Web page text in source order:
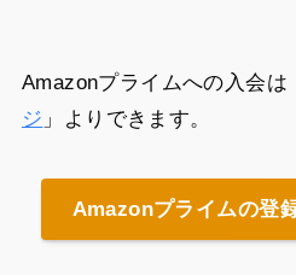
Amazonプライムへの入会は
ジ 」よりできます。
Amazonプライムの登